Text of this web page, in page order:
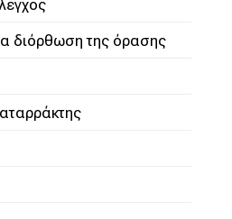
διόρθωση της όρασης